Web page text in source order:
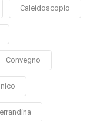
Caleidoscopio
Convegno